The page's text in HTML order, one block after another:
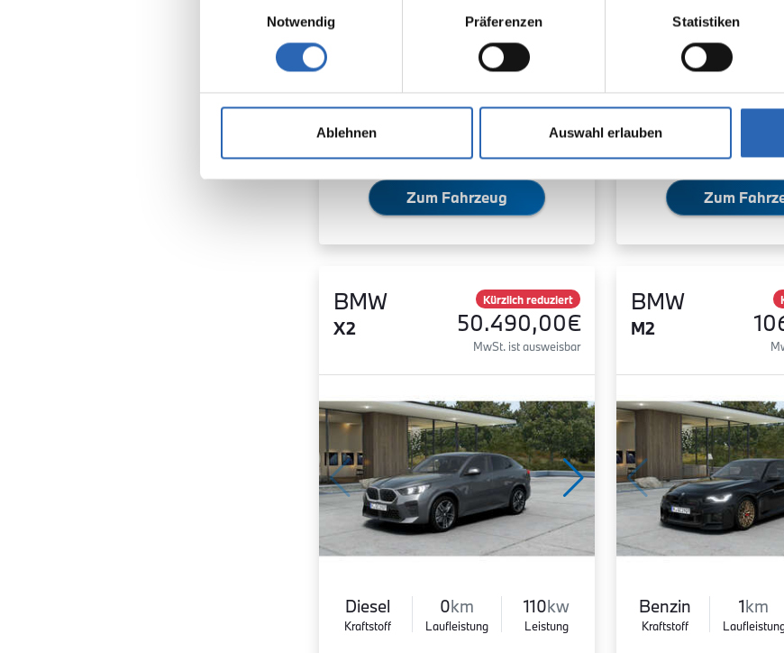
Notwendig
Präferenzen Statistiken
Ablehnen Auswahl erlauben
Kraftstoffverbrauch kombiniert:
-Emissionen kombiniert:
2
Zum Fahrzeug
Kraftstoffverbrauch
6 l/100km (WLTP)
-Emissionen
2
Zum
BMW
X2
Kürzlich reduziert
50.490,00€
MwSt. ist ausweisbar
Diesel
Kraftstoff
0km
Laufleistung
110kw
Leistung
BMW
M2
Benzin
Kraftstoff
1km